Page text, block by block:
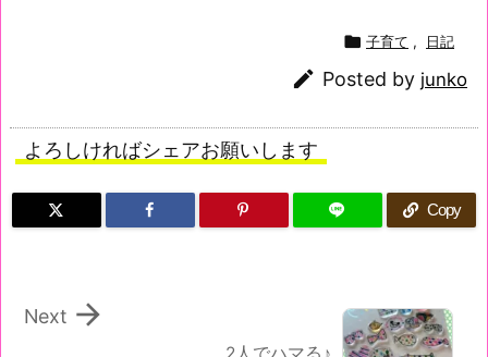
 子育て , 日記
 Posted by junko
よろしければシェアお願いします
Copy

Next